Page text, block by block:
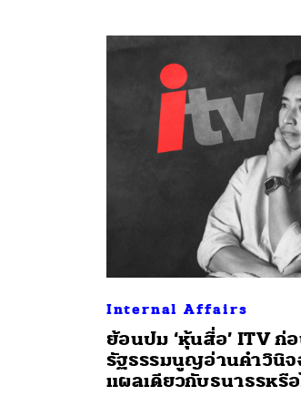
Internal Affairs
ย้อนปม ‘หุ้นสื่อ’ ITV ก่
รัฐธรรมนูญอ่านคำวินิ
แผลเดียวกับธนาธรหรือ